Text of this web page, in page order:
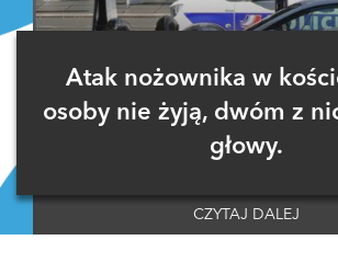
Atak nożownika w
osoby nie żyją, dwóm z
głowy.
CZYTAJ DALEJ